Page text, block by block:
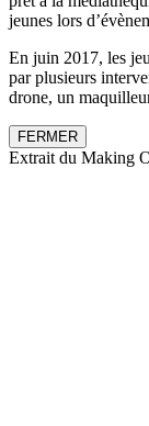
jeunes lors
En juin 2017, les
par plusieurs
drone, un
FERMER
Extrait du Making